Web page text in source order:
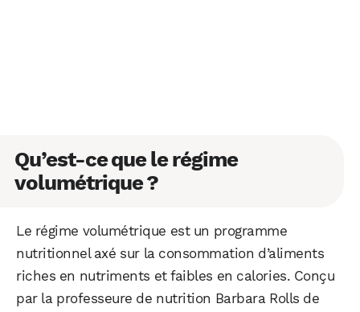
Qu’est-ce que le régime
volumétrique ?
Le régime volumétrique est un programme
nutritionnel axé sur la consommation d’aliments
riches en nutriments et faibles en calories. Conçu
par la professeure de nutrition Barbara Rolls de